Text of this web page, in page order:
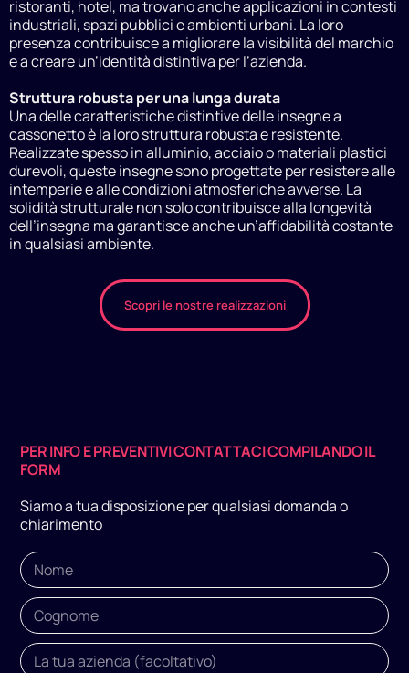
ristoranti, hotel, ma trovano anche applicazioni in contesti
industriali, spazi pubblici e ambienti urbani. La loro
presenza contribuisce a migliorare la visibilità del marchio
e a creare un’identità distintiva per l’azienda.
Struttura robusta per una lunga durata
Una delle caratteristiche distintive delle insegne a
cassonetto è la loro struttura robusta e resistente.
Realizzate spesso in alluminio, acciaio o materiali plastici
durevoli, queste insegne sono progettate per resistere alle
intemperie e alle condizioni atmosferiche avverse. La
solidità strutturale non solo contribuisce alla longevità
dell’insegna ma garantisce anche un’affidabilità costante
in qualsiasi ambiente.
Scopri le nostre realizzazioni
PER INFO E PREVENTIVI CONTATTACI COMPILANDO IL
FORM
Siamo a tua disposizione per qualsiasi domanda o
chiarimento